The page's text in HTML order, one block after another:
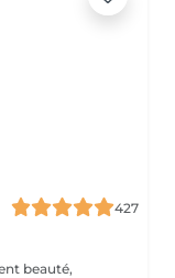
427
beauté,